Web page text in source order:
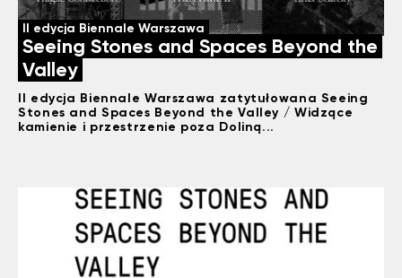
II edycja Biennale Warszawa
Seeing Stones and Spaces Beyond the
Valley
II edycja Biennale Warszawa zatytułowana Seeing
Stones and Spaces Beyond the Valley / Widzące
kamienie i przestrzenie poza Doliną...